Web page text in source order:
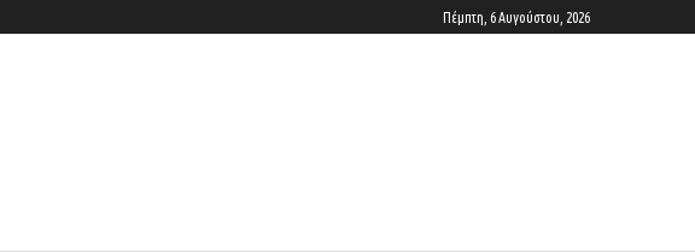
Πέμπτη, 6 Αυγούστου, 2026